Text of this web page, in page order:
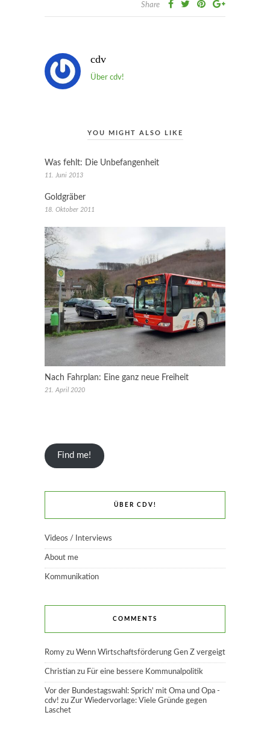
Share
cdv
Über cdv!
YOU MIGHT ALSO LIKE
Was fehlt: Die Unbefangenheit
11. Juni 2013
Goldgräber
18. Oktober 2011
Nach Fahrplan: Eine ganz neue Freiheit
21. April 2020
Find me!
ÜBER CDV!
Videos / Interviews
About me
Kommunikation
COMMENTS
Romy zu Wenn Wirtschaftsförderung Gen Z vergeigt
Christian zu Für eine bessere Kommunalpolitik
Vor der Bundestagswahl: Sprich' mit Oma und Opa -
cdv! zu Zur Wiedervorlage: Viele Gründe gegen
Laschet